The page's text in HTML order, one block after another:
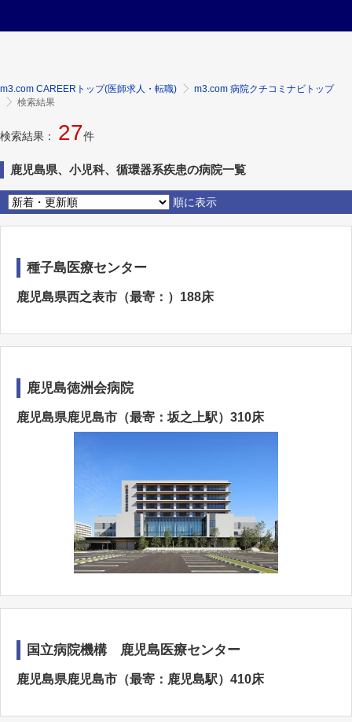
m3.com CAREERトップ(医師求人・転職)
m3.com 病院クチコミナビトップ
検索結果
検索結果： 27件
鹿児島県、小児科、循環器系疾患の病院一覧
順に表示
種子島医療センター
鹿児島県西之表市（最寄：）188床
鹿児島徳洲会病院
鹿児島県鹿児島市（最寄：坂之上駅）310床
国立病院機構 鹿児島医療センター
鹿児島県鹿児島市（最寄：鹿児島駅）410床